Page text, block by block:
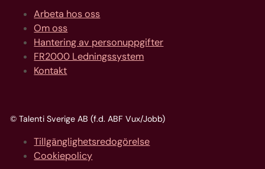
Arbeta hos oss
Om oss
Hantering av personuppgifter
FR2000 Ledningssystem
Kontakt
© Talenti Sverige AB (f.d. ABF Vux/Jobb)
Tillgänglighetsredogörelse
Cookiepolicy